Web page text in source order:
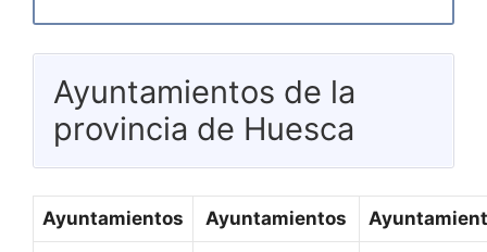
Ayuntamientos de la
provincia de Huesca
Ayuntamientos Ayuntamientos